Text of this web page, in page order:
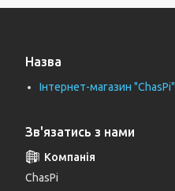
Труби каналізаційні
Унітази
Циркуляційні насоси
Назва
Інтернет-магазин "ChasPi"
Зв'язатись з нами
ChasPi